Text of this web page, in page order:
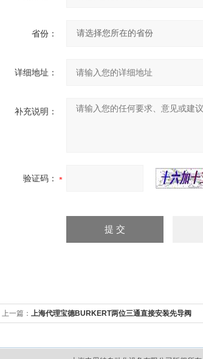
省份：
详细地址：
补充说明：
验证码：
上一篇： 上海代理宝德BURKERT两位三通直接安装先导阀